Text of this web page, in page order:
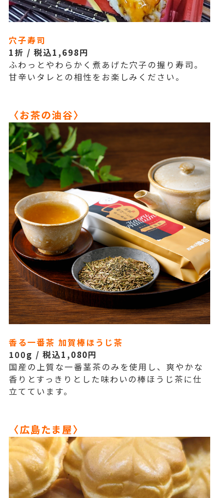
穴子寿司
1折 / 税込1,698円
ふわっとやわらかく煮あげた穴子の握り寿司。
甘辛いタレとの相性をお楽しみください。
〈お茶の油谷〉
香る一番茶 加賀棒ほうじ茶
100g / 税込1,080円
国産の上質な一番茎茶のみを使用し、爽やかな
香りとすっきりとした味わいの棒ほうじ茶に仕
立てています。
〈広島たま屋〉